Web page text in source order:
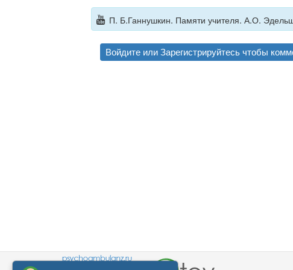
П. Б.Ганнушкин. Памяти учителя. А.О.
Войдите илиЗарегистрируйтесь чтобы